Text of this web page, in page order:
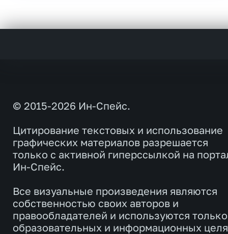
© 2015-2026 Ин-Спейс.
Цитирование текстовых и использование
графических материалов разрешается
только с активной гиперссылкой на
Ин-Спейс.
Все визуальные произведения являются
собственностью своих авторов и
правообладателей и используются
образовательных и информационных